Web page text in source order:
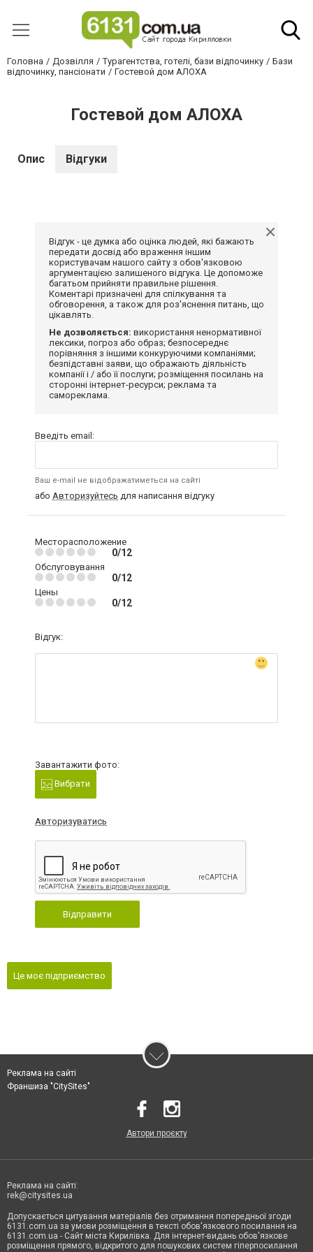
Головна Дозвілля Турагентства, готелі, бази відпочинку
Бази
відпочинку, пансіонати
Гостевой дом АЛОХА
Гостевой дом АЛОХА
Опис Відгуки
Відгук - це думка або оцінка людей, які бажають
передати досвід або враження іншим
користувачам нашого сайту з обов'язковою
аргументацією залишеного відгука. Це допоможе
багатьом прийняти правильне рішення.
Коментарі призначені для спілкування та
обговорення, а також для роз'яснення питань, що
цікавлять.
Не дозволяється: використання ненормативної
лексики, погроз або образ; безпосереднє
порівняння з іншими конкуруючими компаніями;
безпідставні заяви, що ображають діяльність
компанії і / або її послуги; розміщення посилань на
сторонні інтернет-ресурси; реклама та
самореклама.
Введіть email:
Ваш e-mail не відображатиметься на сайті
або Авторизуйтесь для написання відгуку
Месторасположение
0/12
Обслуговування
0/12
Цены
0/12
Відгук:
Завантажити фото:
Вибрати
Авторизуватись
Відправити
Це моє підприємство
Реклама на сайті
Франшиза "CitySites"
Автори проєкту
Реклама на сайті:
rek@citysites.ua
Допускається цитування матеріалів без отримання попередньої згоди
6131.com.ua за умови розміщення в тексті обов'язкового посилання на
6131.com.ua - Сайт міста Кирилівка. Для інтернет-видань обов'язкове
розміщення прямого, відкритого для пошукових систем гіперпосилання